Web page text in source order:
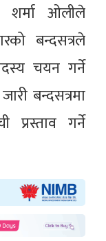
शर्मा ओलीले
बन्दसत्रले
चयन गर्ने
बन्दसत्रमा
गर्ने